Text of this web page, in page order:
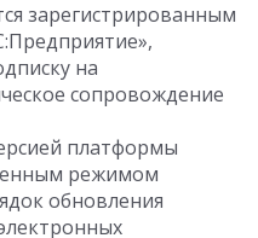
зарегистрированным
на
сопровождение
платформы
режимом
обновления